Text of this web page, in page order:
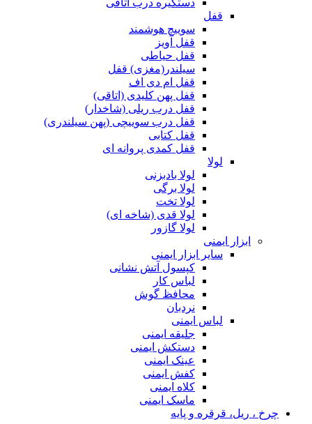
قفل
سوییچ هوشمند
قفل آویز
قفل حیاطی
سیلندر(مغزی) قفل
قفل ام دی اف
قفل پهن کلیدی (اتاقی)
قفل درب ریلی (شاخدار)
قفل درب سوییچی (پهن سیلندری)
قفل کتابی
قفل کمدی پروانه ای
لولا
لولا بادبزنی
لولا برگی
لولا تخت
لولا قدی (شاخه ای)
لولا گازور
ابزار ایمنی
سایر ابزار ایمنی
کپسول آتش نشانی
لباس کار
محافظ گوش
نردبان
لباس ایمنی
جلیقه ایمنی
دستکش ایمنی
عینک ایمنی
کفش ایمنی
کلاه ایمنی
ماسک ایمنی
چرخ ، ریل، قرقره و پایه